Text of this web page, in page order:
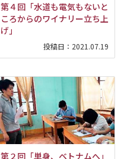
第４回「水道も電気もないと
ころからのワイナリー立ち上
げ」
投稿日： 2021.07.19
第２回「単身、ベトナムへ」